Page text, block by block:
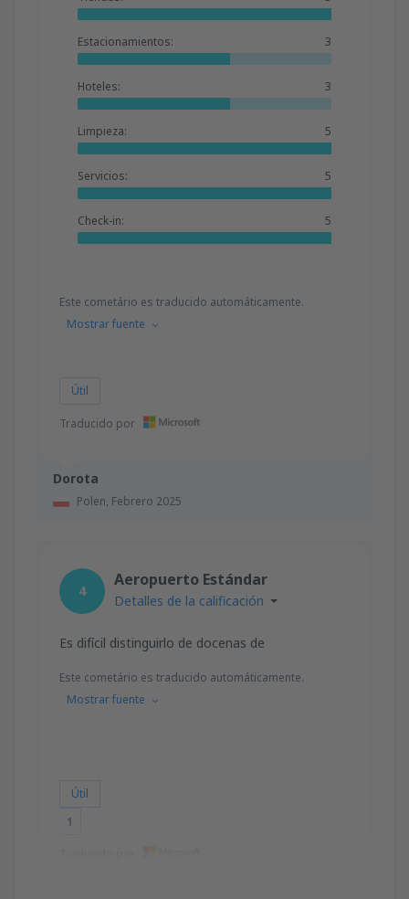
Dorota
Polen, Febrero 2025
Estacionamientos: 3
Hoteles: 3
Limpieza: 5
Servicios: 5
Check-in: 5
Este cometário es traducido automáticamente.
Mostrar fuente
Útil
Traducido por
4
Aeropuerto Estándar
Detalles de la calificación
Es difícil distinguirlo de docenas de
Este cometário es traducido automáticamente.
Mostrar fuente
Útil
1